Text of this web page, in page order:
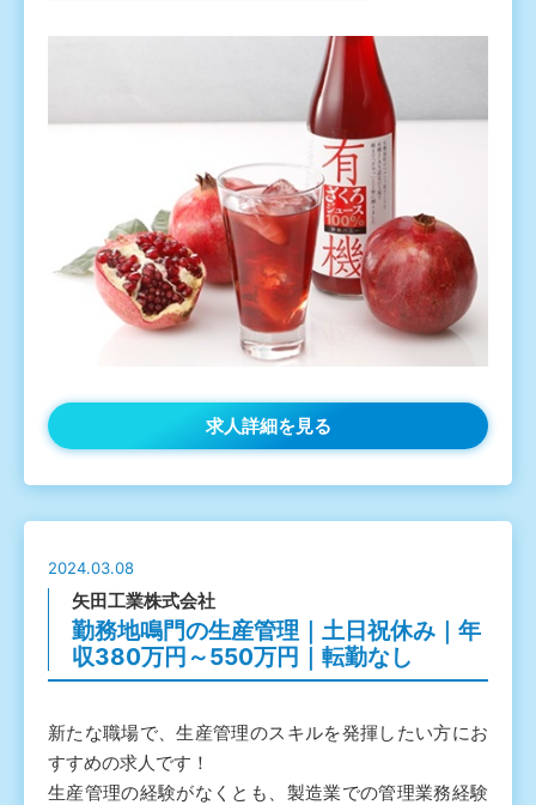
求人詳細を見る
2024.03.08
矢田工業株式会社
勤務地鳴門の生産管理｜土日祝休み｜年
収380万円～550万円｜転勤なし
新たな職場で、生産管理のスキルを発揮したい方にお
すすめの求人です！
生産管理の経験がなくとも、製造業での管理業務経験